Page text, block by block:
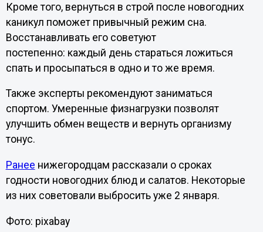
Кроме того, вернуться в строй после новогодних
каникул поможет привычный режим сна.
Восстанавливать его советуют
постепенно: каждый день стараться ложиться
спать и просыпаться в одно и то же время.
Также эксперты рекомендуют заниматься
спортом. Умеренные физнагрузки позволят
улучшить обмен веществ и вернуть организму
тонус.
Ранее нижегородцам рассказали о сроках
годности новогодних блюд и салатов. Некоторые
из них советовали выбросить уже 2 января.
Фото: pixabay